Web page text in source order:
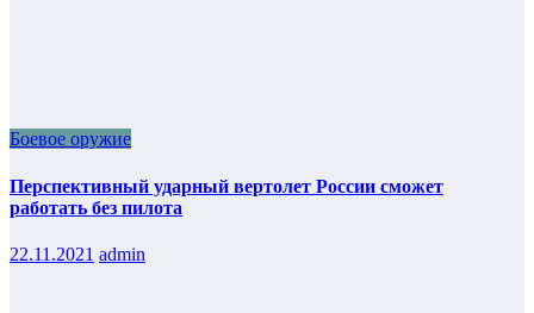
Боевое оружие
Перспективный ударный вертолет России сможет
работать без пилота
22.11.2021 admin